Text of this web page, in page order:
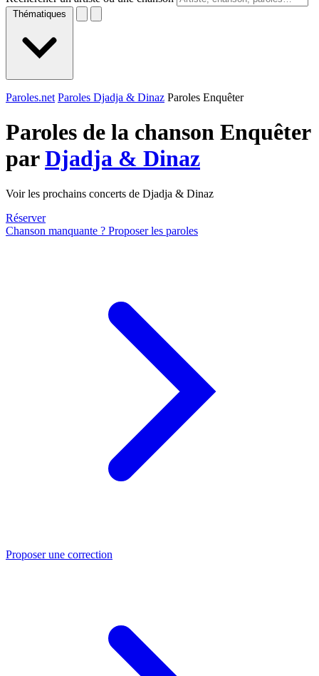
Thématiques
Paroles.net Paroles Djadja & Dinaz Paroles Enquêter
Paroles de la chanson Enquêter
parDjadja & Dinaz
Voir les prochains concerts de Djadja & Dinaz
Réserver
Chanson manquante ? Proposer les paroles
Proposer une correction